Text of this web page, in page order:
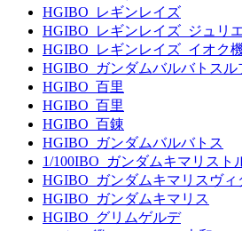
HGIBO_レギンレイズ
HGIBO_レギンレイズ_ジュリ
HGIBO_レギンレイズ_イオク
HGIBO_ガンダムバルバトスル
HGIBO_百里
HGIBO_百里
HGIBO_百錬
HGIBO_ガンダムバルバトス
1/100IBO_ガンダムキマリスト
HGIBO_ガンダムキマリスヴィ
HGIBO_ガンダムキマリス
HGIBO_グリムゲルデ